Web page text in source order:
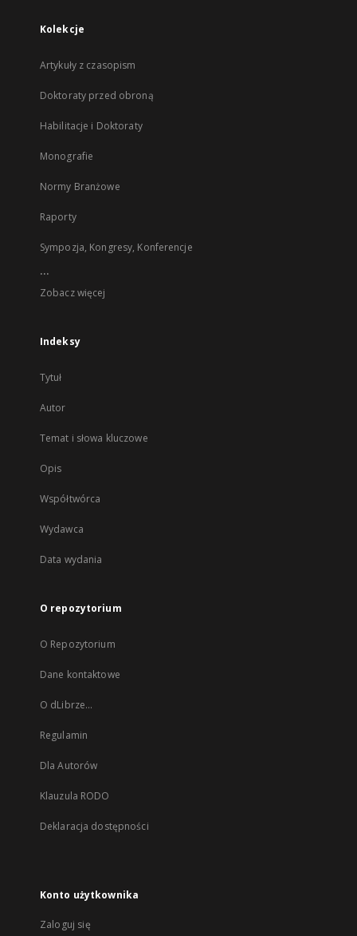
Kolekcje
Artykuły z czasopism
Doktoraty przed obroną
Habilitacje i Doktoraty
Monografie
Normy Branżowe
Raporty
Sympozja, Kongresy, Konferencje
...
Zobacz więcej
Indeksy
Tytuł
Autor
Temat i słowa kluczowe
Opis
Współtwórca
Wydawca
Data wydania
O repozytorium
O Repozytorium
Dane kontaktowe
O dLibrze...
Regulamin
Dla Autorów
Klauzula RODO
Deklaracja dostępności
Konto użytkownika
Zaloguj się